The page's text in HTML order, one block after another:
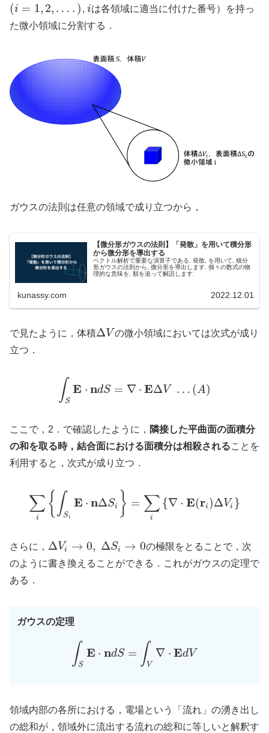
(i = 1, 2, … . ) , iは各領域に適当に付けた番号）を持っ
た微小領域に分割する．
ガウスの法則は任意の領域で成り立つから，
【微分形ガウスの法則】「発散」を用いて積分形
から微分形を導出する
ベクトル解析で重要な演算子である, 発散, を用いて, 積分
形ガウスの法則から, 微分形を導出します. 個々の数式の物
理的な意味を, 順を追って解説します.
kunassy.com 2022.12.01
で見たように，体積ΔV の微小領域においては次式が成り
立つ．
∫S
E ⋅ ndS = ∇ ⋅ EΔV … (A)
ここで，2．で確認したように， 隣接した平曲面の面積分
の和を取る時，結合面における面積分は相殺されることを
利用すると，次式が成り立つ．
∑
i { ∫Si
E ⋅ nΔSi } = ∑
i
{∇ ⋅ E(ri )ΔVi }
さらに， ΔVi → 0, ΔSi → 0の極限をとることで，次
のように書き換えることができる．これがガウスの定理で
ある．
ガウスの定理
∫S
E ⋅ ndS = ∫V
∇ ⋅ EdV
領域内部の各所における，電場という「流れ」の湧き出し
の総和が，領域外に流出する流れの総和に等しいと解釈す